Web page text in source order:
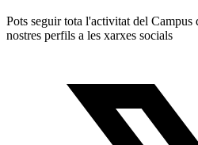
Pots seguir tota l'activitat del
nostres perfils a les xarxes socials